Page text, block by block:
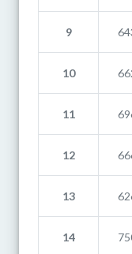
9
10
11
12
13
14